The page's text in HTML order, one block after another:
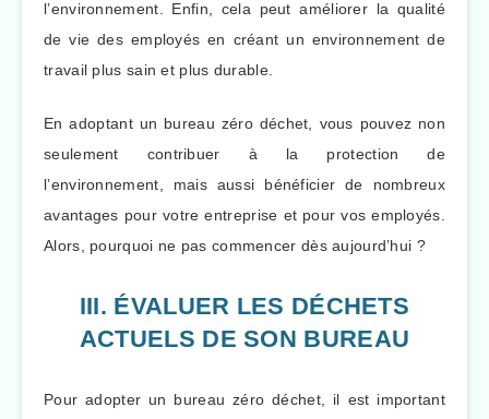
l’environnement. Enfin, cela peut améliorer la qualité
de vie des employés en créant un environnement de
travail plus sain et plus durable.
En adoptant un bureau zéro déchet, vous pouvez non
seulement contribuer à la protection de
l’environnement, mais aussi bénéficier de nombreux
avantages pour votre entreprise et pour vos employés.
Alors, pourquoi ne pas commencer dès aujourd’hui ?
III. ÉVALUER LES DÉCHETS
ACTUELS DE SON BUREAU
Pour adopter un bureau zéro déchet, il est important